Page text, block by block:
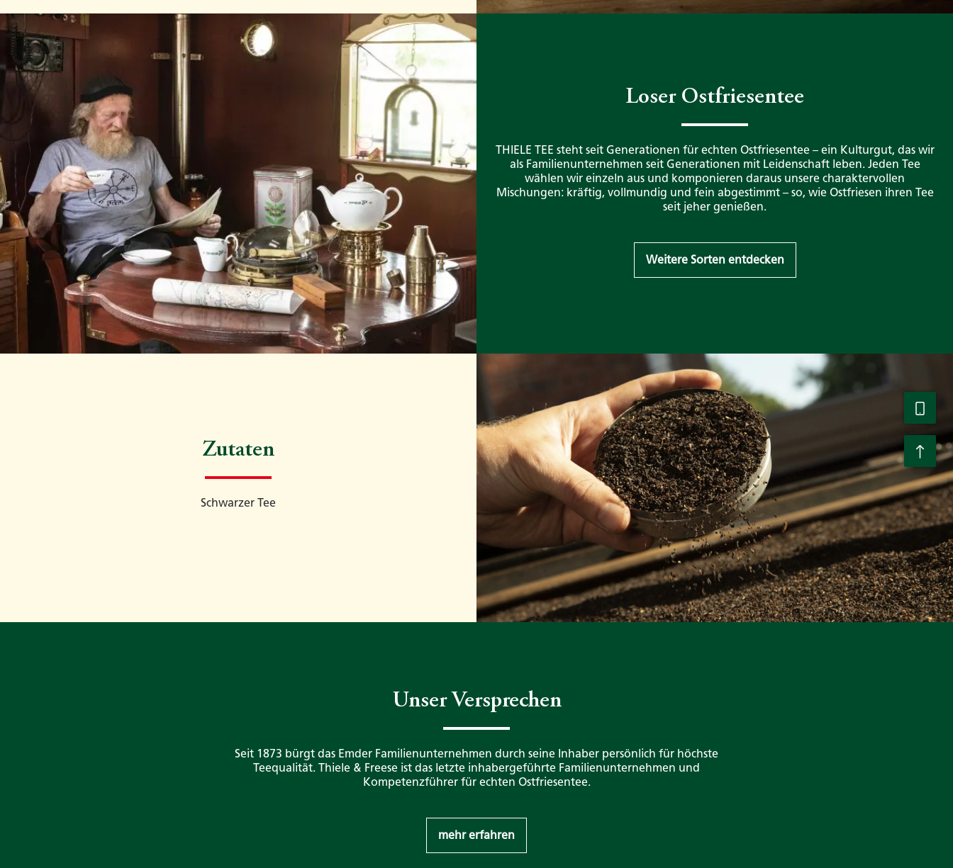
Loser Ostfriesentee
THIELE TEE steht seit Generationen für echten Ostfriesentee – ein Kulturgut, das wir
als Familienunternehmen seit Generationen mit Leidenschaft leben. Jeden Tee
wählen wir einzeln aus und komponieren daraus unsere charaktervollen
Mischungen: kräftig, vollmundig und fein abgestimmt – so, wie Ostfriesen ihren Tee
seit jeher genießen.
Weitere Sorten entdecken
Zutaten
Schwarzer Tee
Unser Versprechen
Seit 1873 bürgt das Emder Familienunternehmen durch seine Inhaber persönlich für höchste
Teequalität. Thiele & Freese ist das letzte inhabergeführte Familienunternehmen und
Kompetenzführer für echten Ostfriesentee.
mehr erfahren